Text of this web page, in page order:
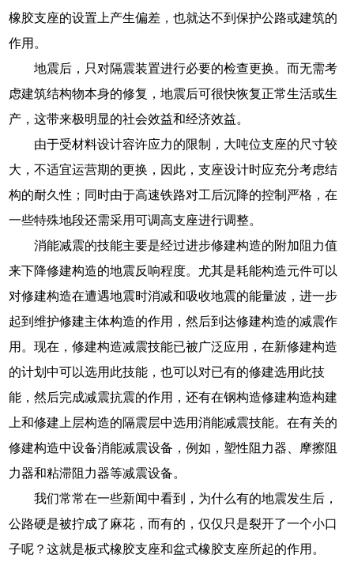
橡胶支座的设置上产生偏差，也就达不到保护公路或建筑的
作用。
地震后，只对隔震装置进行必要的检查更换。而无需考
虑建筑结构物本身的修复，地震后可很快恢复正常生活或生
产，这带来极明显的社会效益和经济效益。
由于受材料设计容许应力的限制，大吨位支座的尺寸较
大，不适宜运营期的更换，因此，支座设计时应充分考虑结
构的耐久性；同时由于高速铁路对工后沉降的控制严格，在
一些特殊地段还需采用可调高支座进行调整。
消能减震的技能主要是经过进步修建构造的附加阻力值
来下降修建构造的地震反响程度。尤其是耗能构造元件可以
对修建构造在遭遇地震时消减和吸收地震的能量波，进一步
起到维护修建主体构造的作用，然后到达修建构造的减震作
用。现在，修建构造减震技能已被广泛应用，在新修建构造
的计划中可以选用此技能，也可以对已有的修建选用此技
能，然后完成减震抗震的作用，还有在钢构造修建构造构建
上和修建上层构造的隔震层中选用消能减震技能。在有关的
修建构造中设备消能减震设备，例如，塑性阻力器、摩擦阻
力器和粘滞阻力器等减震设备。
我们常常在一些新闻中看到，为什么有的地震发生后，
公路硬是被拧成了麻花，而有的，仅仅只是裂开了一个小口
子呢？这就是板式橡胶支座和盆式橡胶支座所起的作用。